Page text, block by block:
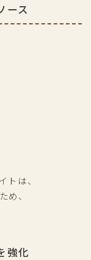
ース
トは、
め、
強化